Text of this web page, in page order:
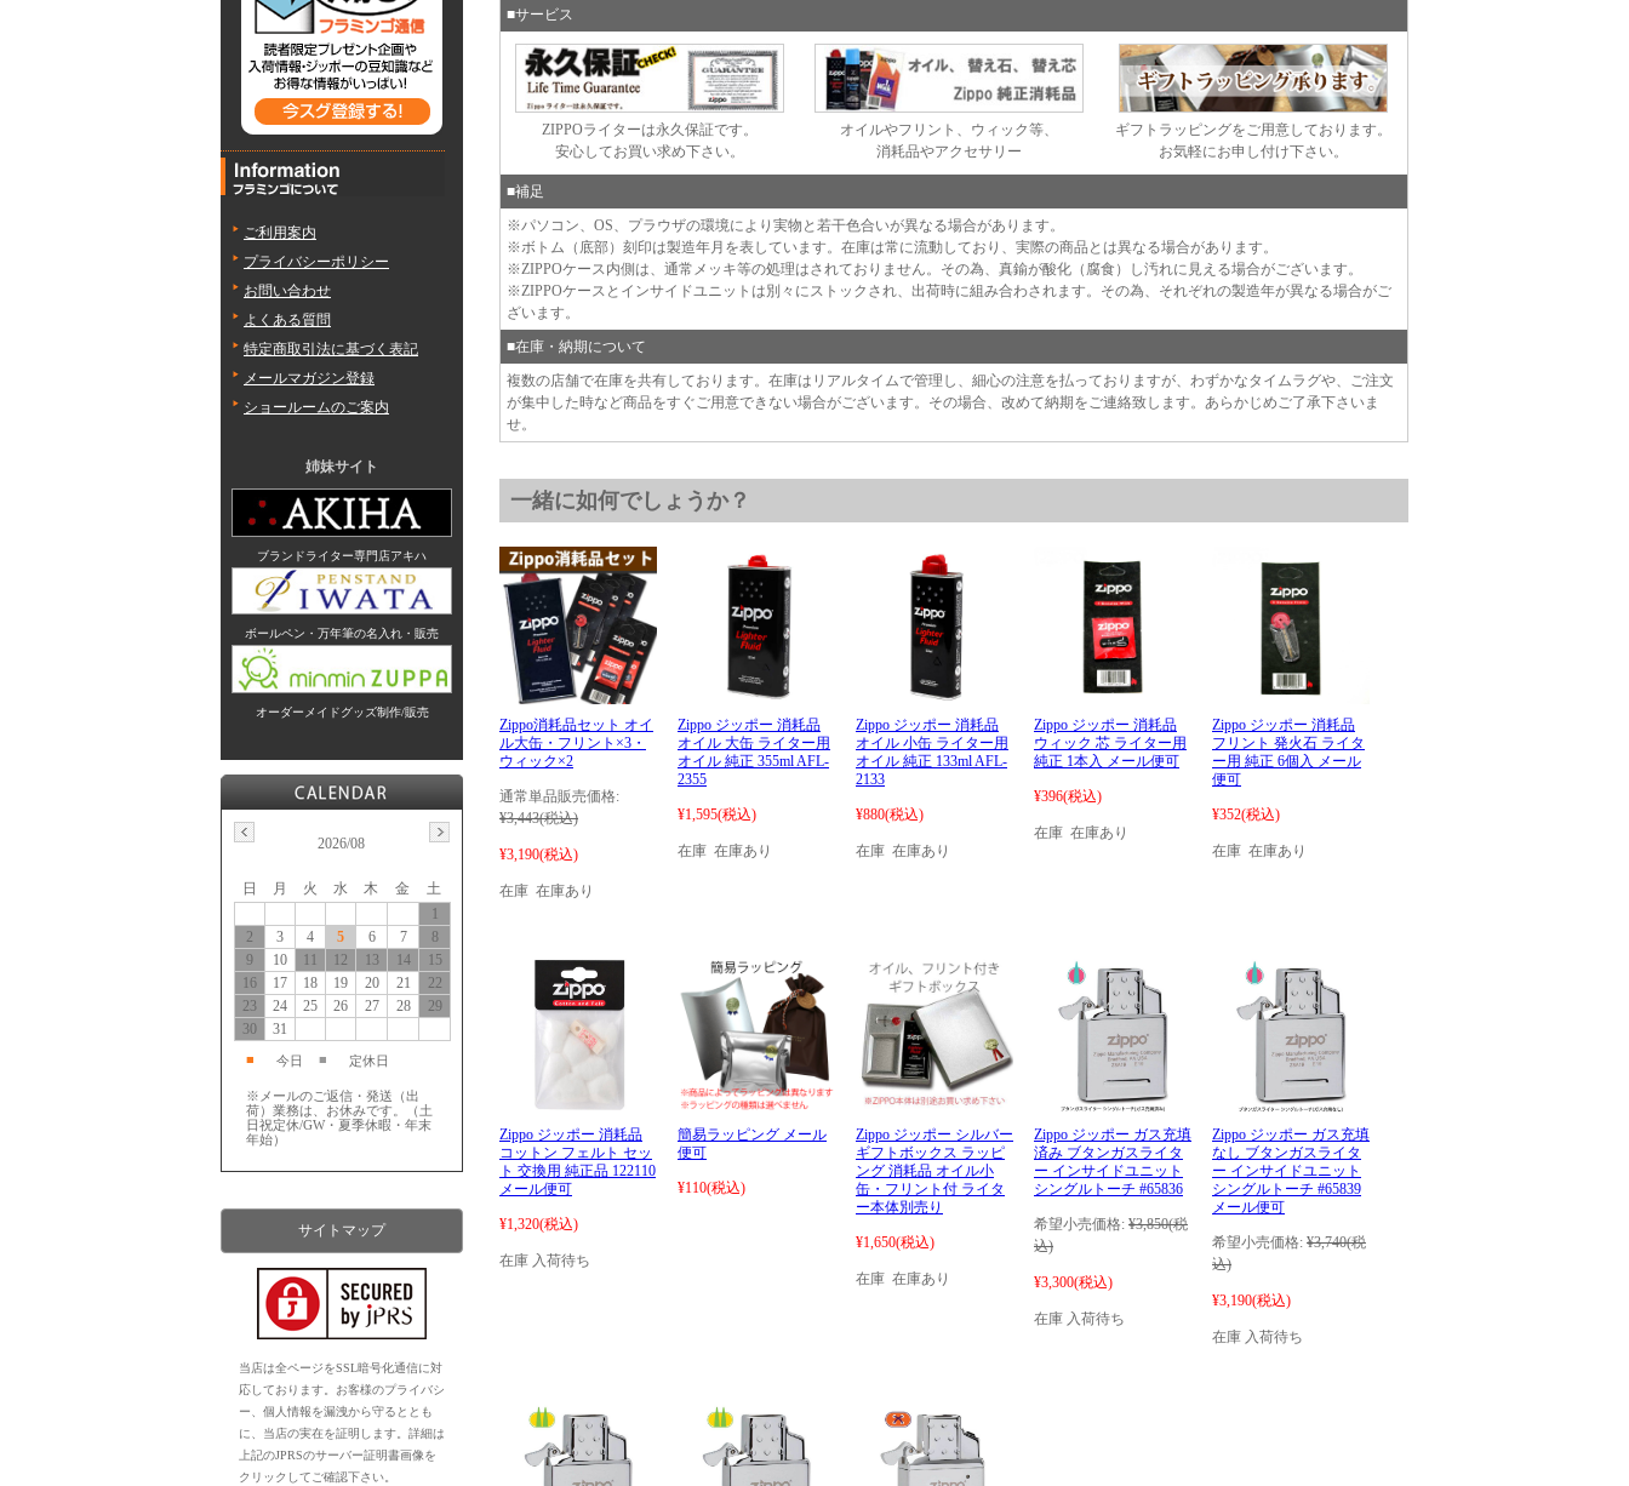
■サービス
ZIPPOライターは永久保証です。
安心してお買い求め下さい。
オイルやフリント、ウィック等、
消耗品やアクセサリー
ギフトラッピングをご用意しております。
お気軽にお申し付け下さい。
■補足
※パソコン、OS、プラウザの環境により実物と若干色合いが異なる場合があります。
※ボトム（底部）刻印は製造年月を表しています。在庫は常に流動しており、実際の商品とは異なる場合があります。
※ZIPPOケース内側は、通常メッキ等の処理はされておりません。その為、真鍮が酸化（腐食）し汚れに見える場合がございます。
※ZIPPOケースとインサイドユニットは別々にストックされ、出荷時に組み合わされます。その為、それぞれの製造年が異なる場合がご
ざいます。
■在庫・納期について
複数の店舗で在庫を共有しております。在庫はリアルタイムで管理し、細心の注意を払っておりますが、わずかなタイムラグや、ご注文
が集中した時など商品をすぐご用意できない場合がございます。その場合、改めて納期をご連絡致します。あらかじめご了承下さいま
せ。
一緒に如何でしょうか？
Zippo消耗品セット オイ
ル大缶・フリント×3・
ウィック×2
通常単品販売価格:
¥3,443(税込)
¥3,190(税込)
在庫 在庫あり
Zippo ジッポー 消耗品
オイル 大缶 ライター用
オイル 純正 355ml AFL-
2355
¥1,595(税込)
在庫 在庫あり
Zippo ジッポー 消耗品
オイル 小缶 ライター用
オイル 純正 133ml AFL-
2133
¥880(税込)
在庫 在庫あり
Zippo ジッポー 消耗品
ウィック 芯 ライター用
純正 1本入 メール便可
¥396(税込)
在庫 在庫あり
Zippo ジッポー 消耗品
フリント 発火石 ライタ
ー用 純正 6個入 メール
便可
¥352(税込)
在庫 在庫あり
Zippo ジッポー 消耗品
コットン フェルト セッ
ト 交換用 純正品 122110
メール便可
¥1,320(税込)
在庫 入荷待ち
簡易ラッピング メール
便可
¥110(税込)
Zippo ジッポー シルバー
ギフトボックス ラッピ
ング 消耗品 オイル小
缶・フリント付 ライタ
ー本体別売り
¥1,650(税込)
在庫 在庫あり
Zippo ジッポー ガス充填
済み ブタンガスライタ
ー インサイドユニット
シングルトーチ #65836
希望小売価格: ¥3,850(税
込)
¥3,300(税込)
在庫 入荷待ち
Zippo ジッポー ガス充填
なし ブタンガスライタ
ー インサイドユニット
シングルトーチ #65839
メール便可
希望小売価格: ¥3,740(税
込)
¥3,190(税込)
在庫 入荷待ち
ご利用案内
プライバシーポリシー
お問い合わせ
よくある質問
特定商取引法に基づく表記
メールマガジン登録
ショールームのご案内
姉妹サイト
ブランドライター専門店アキハ
ボールペン・万年筆の名入れ・販売
オーダーメイドグッズ制作/販売
2026/08
日 月 火 水 木 金
土
1
2
3 4 5 6 7
8
9
10 11 12 13 14
15
16
17 18 19 20 21
22
23
24 25 26 27 28
29
30
31
■ 今日 ■ 定休日
※メールのご返信・発送（出
荷）業務は、お休みです。（土
日祝定休/GW・夏季休暇・年末
年始）
サイトマップ
当店は全ページをSSL暗号化通信に対
応しております。お客様のプライバシ
ー、個人情報を漏洩から守るととも
に、当店の実在を証明します。詳細は
上記のJPRSのサーバー証明書画像を
クリックしてご確認下さい。